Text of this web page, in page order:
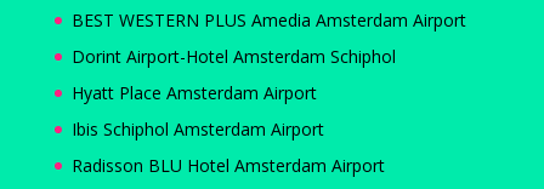
BEST WESTERN PLUS Amedia Amsterdam Airport
Dorint Airport-Hotel Amsterdam Schiphol
Hyatt Place Amsterdam Airport
Ibis Schiphol Amsterdam Airport
Radisson BLU Hotel Amsterdam Airport